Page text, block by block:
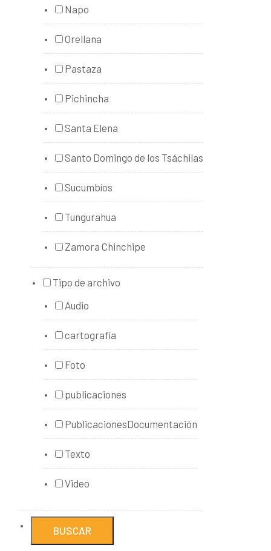
Napo
Orellana
Pastaza
Pichincha
Santa Elena
Santo Domingo de los Tsáchilas
Sucumbíos
Tungurahua
Zamora Chinchipe
Tipo de archivo
Audio
cartografía
Foto
publicaciones
PublicacionesDocumentación
Texto
Video